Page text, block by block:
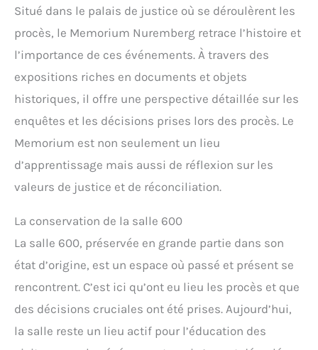
Situé dans le palais de justice où se déroulèrent les
procès, le Memorium Nuremberg retrace l’histoire et
l’importance de ces événements. À travers des
expositions riches en documents et objets
historiques, il offre une perspective détaillée sur les
enquêtes et les décisions prises lors des procès. Le
Memorium est non seulement un lieu
d’apprentissage mais aussi de réflexion sur les
valeurs de justice et de réconciliation.
La conservation de la salle 600
La salle 600, préservée en grande partie dans son
état d’origine, est un espace où passé et présent se
rencontrent. C’est ici qu’ont eu lieu les procès et que
des décisions cruciales ont été prises. Aujourd’hui,
la salle reste un lieu actif pour l’éducation des